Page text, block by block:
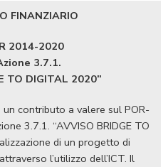
FINANZIARIO
2014-2020
3.7.1.
TO DIGITAL 2020”
contributo a valere sul POR-
3.7.1. “AVVISO BRIDGE TO
di un progetto di
l’utilizzo dell’ICT. Il